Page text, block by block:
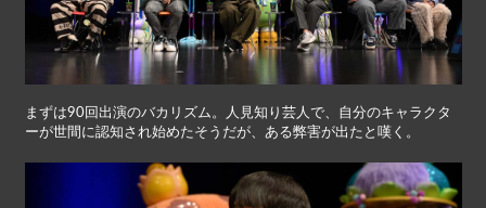
まずは90回出演のバカリズム。人見知り芸人で、自分のキャラクタ
ーが世間に認知され始めたそうだが、ある弊害が出たと嘆く。